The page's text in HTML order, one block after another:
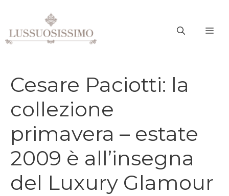
contenuto
Cesare Paciotti: la
collezione
primavera – estate
2009 è all’insegna
del Luxury Glamour